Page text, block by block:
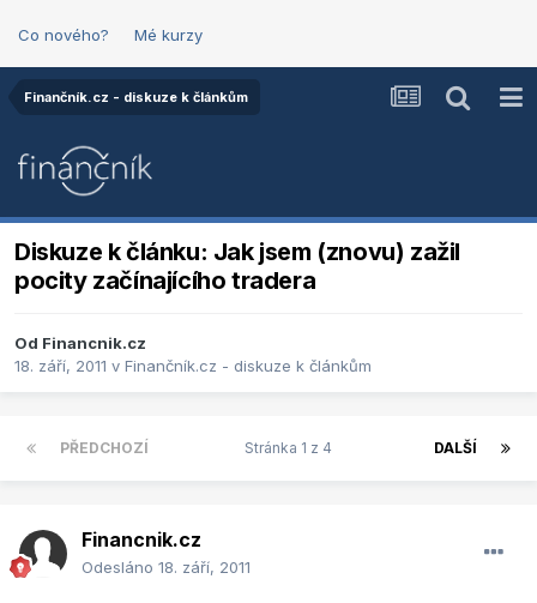
Co nového? Mé kurzy
Finančník.cz - diskuze k článkům
Diskuze k článku: Jak jsem (znovu) zažil
pocity začínajícího tradera
Od Financnik.cz
18. září, 2011 v Finančník.cz - diskuze k článkům
PŘEDCHOZÍ DALŠÍ
Stránka 1 z 4
Financnik.cz
Odesláno 18. září, 2011